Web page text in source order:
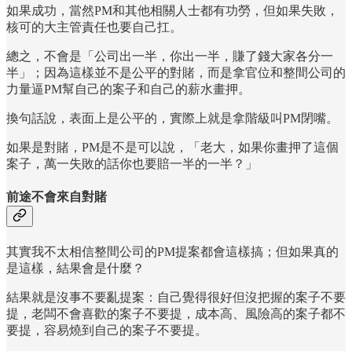
如果成功，當然PM和其他相關人士都有功勞，但如果失敗，
核可的大主管責任也要自己扛。
總之，不會是「公司出一半，你出一半，賺了錢大家各分一
半」；因為這樣並不是公平的對賭，而是拿官位和整間公司的
力量逼PM幫自己的案子和自己的薪水畫押。
換句話說，表面上是公平的，實際上就是拿階級叫PM閉嘴。
如果是對賭，PM是不是可以說，「老大，如果你畫押了這個
案子，萬一失敗的話你也要賠一半的一半？」
前途不會來自對賭
其實我不太相信整間公司的PM提案都會這樣搞；但如果真的
是這樣，結果會是什麼？
結果就是沒事不要亂提案：自己覺得很好但沒把握的案子不要
提，老闆不會喜歡的案子不要提，成本高、風險高的案子都不
要提，容易燒到自己的案子不要提。